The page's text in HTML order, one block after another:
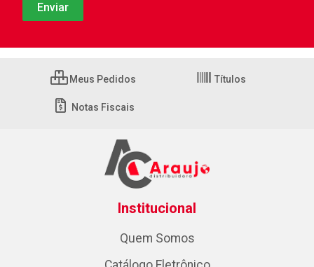
Meus Pedidos Títulos
Notas Fiscais
Institucional
Quem Somos